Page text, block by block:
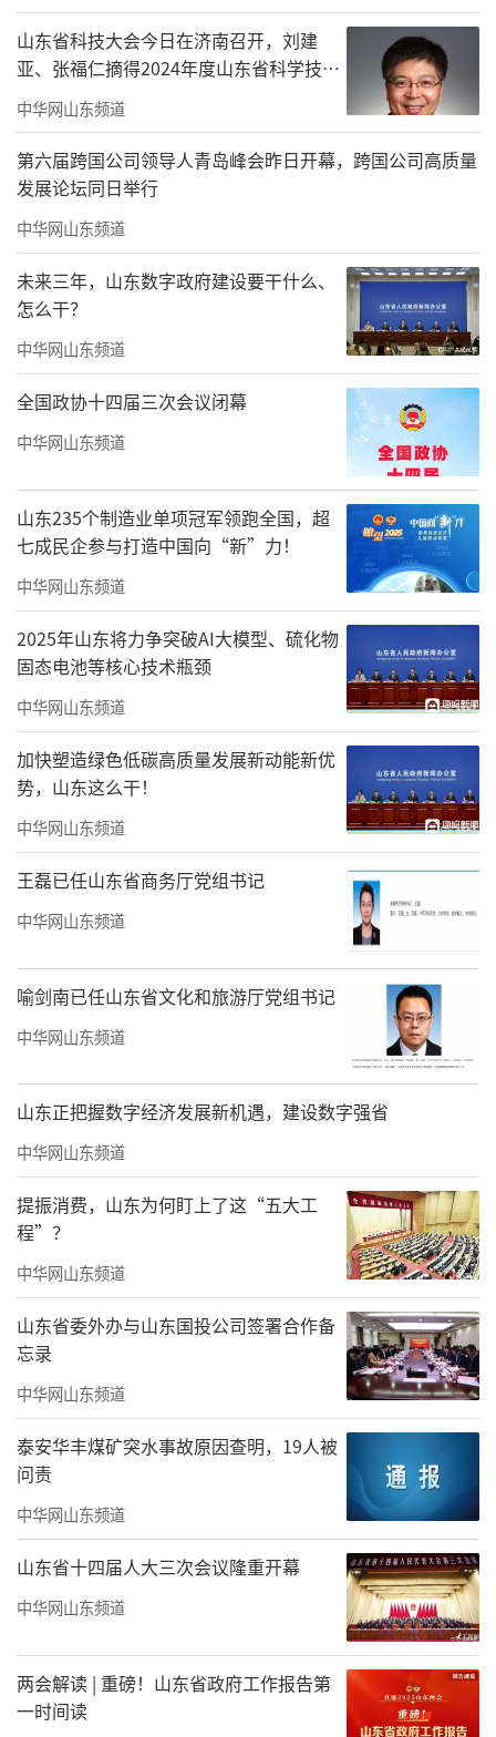
双方于山东力明科技职业学院报告厅举行
了高层次人才对接座谈会和聘任仪式。此次座
谈会围绕药学领域的教学实践、科研创新及人
才培养等多方面展开深入探讨。
傅春升主任分享了山东中医药大学附属医
院药学部在中药制剂研发、临床药学服务等方
面的丰富经验与前沿进展。双方参会人员就如
何进一步促进院校间的资源共享、科研合作与
人才对接等话题进行了热烈讨论，均表示希望
以此次交流为契机，搭建起长期稳定的合作桥
梁，共同为推动中医药药学事业的发展贡献力
量。
山东力明科技职业学院中医药学院院长张
山东省科技大会今日在济南召开，刘建
亚、张福仁摘得2024年度山东省科学技术
奖最高奖！
中华网山东频道
第六届跨国公司领导人青岛峰会昨日开幕，跨国公司高质量
发展论坛同日举行
中华网山东频道
未来三年，山东数字政府建设要干什么、
怎么干？
中华网山东频道
全国政协十四届三次会议闭幕
中华网山东频道
山东235个制造业单项冠军领跑全国，超
七成民企参与打造中国向“新”力！
中华网山东频道
2025年山东将力争突破AI大模型、硫化物
固态电池等核心技术瓶颈
中华网山东频道
加快塑造绿色低碳高质量发展新动能新优
势，山东这么干！
中华网山东频道
王磊已任山东省商务厅党组书记
中华网山东频道
喻剑南已任山东省文化和旅游厅党组书记
中华网山东频道
山东正把握数字经济发展新机遇，建设数字强省
中华网山东频道
提振消费，山东为何盯上了这“五大工
程”？
中华网山东频道
山东省委外办与山东国投公司签署合作备
忘录
中华网山东频道
泰安华丰煤矿突水事故原因查明，19人被
问责
中华网山东频道
山东省十四届人大三次会议隆重开幕
中华网山东频道
两会解读 | 重磅！山东省政府工作报告第
一时间读